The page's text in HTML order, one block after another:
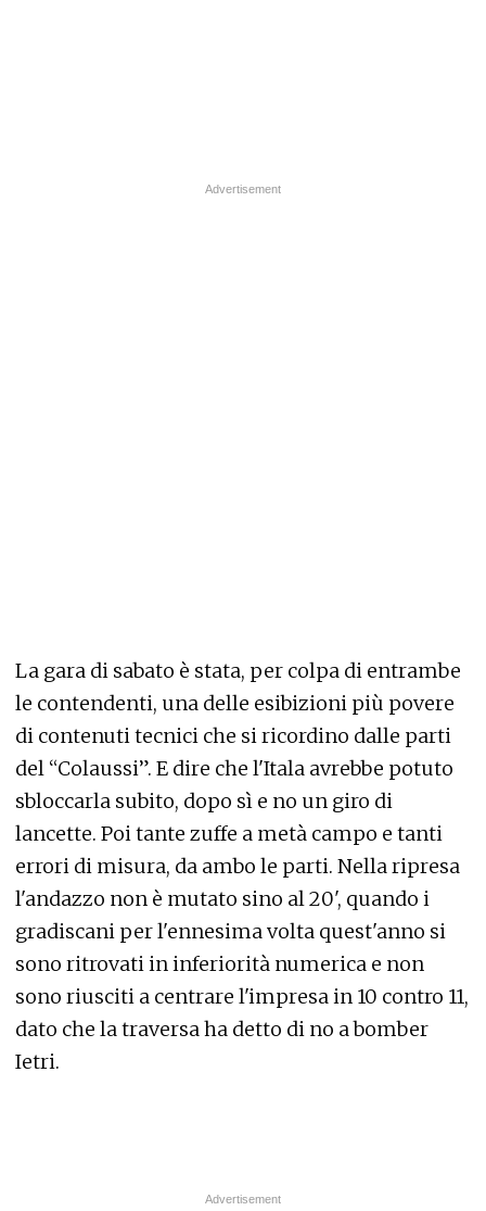
La gara di sabato è stata, per colpa di entrambe
le contendenti, una delle esibizioni più povere
di contenuti tecnici che si ricordino dalle parti
del “Colaussi”. E dire che l'Itala avrebbe potuto
sbloccarla subito, dopo sì e no un giro di
lancette. Poi tante zuffe a metà campo e tanti
errori di misura, da ambo le parti. Nella ripresa
l'andazzo non è mutato sino al 20', quando i
gradiscani per l'ennesima volta quest'anno si
sono ritrovati in inferiorità numerica e non
sono riusciti a centrare l'impresa in 10 contro 11,
dato che la traversa ha detto di no a bomber
Ietri.